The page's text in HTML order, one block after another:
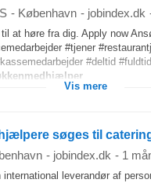
- København - jobindex.dk
at høre fra dig. Apply now
#tjener
#deltid
Vis mere
søges til
- jobindex.dk - 1
international leverandør af